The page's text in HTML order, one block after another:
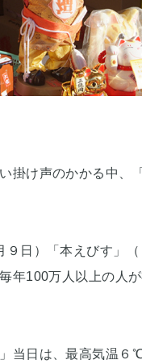
掛け声のかかる中、
９日）「本えびす」
年100万人以上の人
当日は、最高気温６